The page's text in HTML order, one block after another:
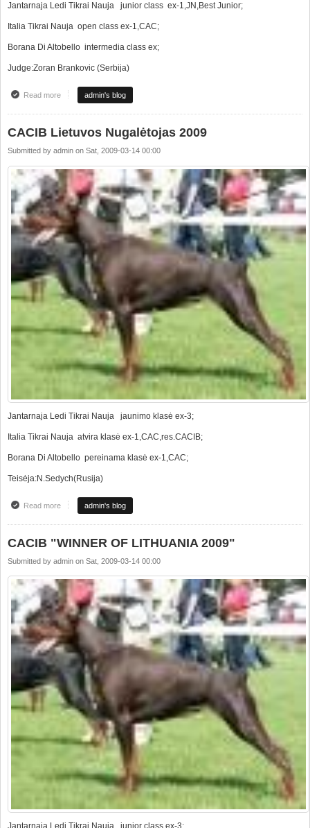
Jantarnaja Ledi Tikrai Nauja junior class ex-1,JN,Best Junior;
Italia Tikrai Nauja open class ex-1,CAC;
Borana Di Altobello intermedia class ex;
Judge:Zoran Brankovic (Serbija)
Read moreabout CACIB "VILNIUS CUP 2009"
admin's blog
CACIB Lietuvos Nugalėtojas 2009
Submitted by admin on Sat, 2009-03-14 00:00
Jantarnaja Ledi Tikrai Nauja jaunimo klasė ex-3;
Italia Tikrai Nauja atvira klasė ex-1,CAC,res.CACIB;
Borana Di Altobello pereinama klasė ex-1,CAC;
Teisėja:N.Sedych(Rusija)
Read moreabout CACIB Lietuvos Nugalėtojas 2009
admin's blog
CACIB "WINNER OF LITHUANIA 2009"
Submitted by admin on Sat, 2009-03-14 00:00